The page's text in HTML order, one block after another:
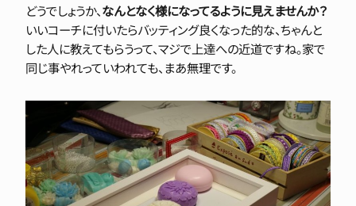
どうでしょうか、なんとなく様になってるように見えませんか？
いいコーチに付いたらバッティング良くなった的な、ちゃんと
した人に教えてもらうって、マジで上達への近道ですね。家で
同じ事やれっていわれても、まあ無理です。